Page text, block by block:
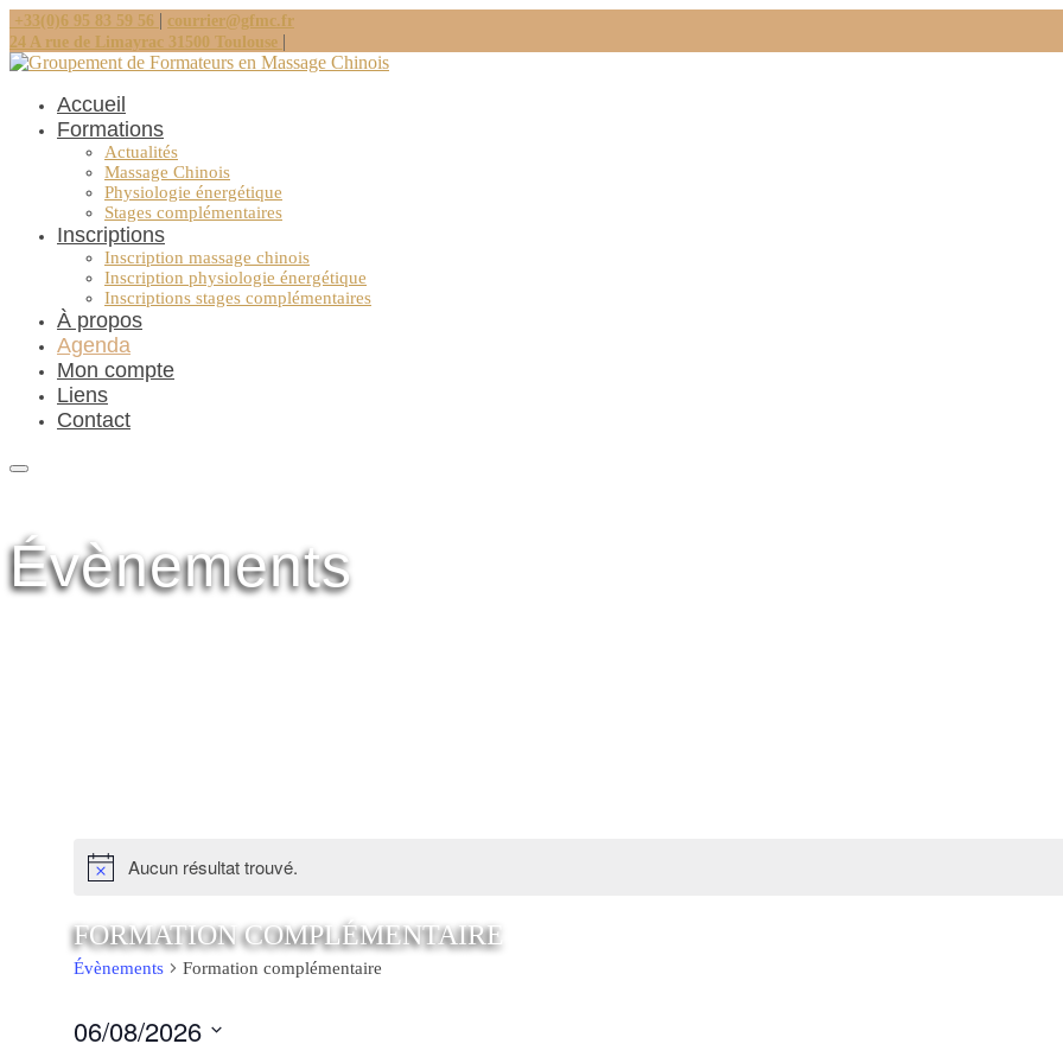
+33(0)6 95 83 59 56 | courrier@gfmc.fr
24 A rue de Limayrac 31500 Toulouse |
Accueil
Formations
Actualités
Massage Chinois
Physiologie énergétique
Stages complémentaires
Inscriptions
Inscription massage chinois
Inscription physiologie énergétique
Inscriptions stages complémentaires
À propos
Agenda
Mon compte
Liens
Contact
Évènements
Aucun résultat trouvé.
FORMATION COMPLÉMENTAIRE
Évènements Formation complémentaire
06/08/2026